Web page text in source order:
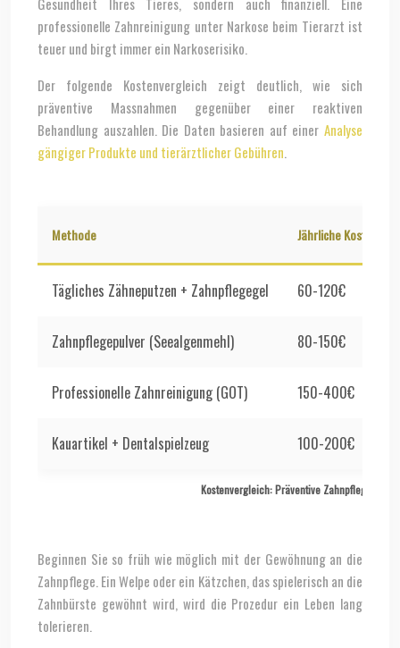
Gesundheit Ihres Tieres, sondern auch finanziell. Eine
professionelle Zahnreinigung unter Narkose beim Tierarzt ist
teuer und birgt immer ein Narkoserisiko.
Der folgende Kostenvergleich zeigt deutlich, wie sich
präventive Massnahmen gegenüber einer reaktiven
Behandlung auszahlen. Die Daten basieren auf einer Analyse
gängiger Produkte und tierärztlicher Gebühren.
Kostenvergleich: Präventive Zahnpflege vs.
Methode Jährliche Kosten
Tägliches Zähneputzen + Zahnpflegegel 60-120€
Zahnpflegepulver (Seealgenmehl) 80-150€
Professionelle Zahnreinigung (GOT) 150-400€
Kauartikel + Dentalspielzeug 100-200€
Beginnen Sie so früh wie möglich mit der Gewöhnung an die
Zahnpflege. Ein Welpe oder ein Kätzchen, das spielerisch an die
Zahnbürste gewöhnt wird, wird die Prozedur ein Leben lang
tolerieren.